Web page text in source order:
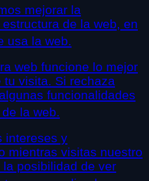
mejorar la
de la web, en
usa la web.
web funcione lo mejor
tu visita. Si rechaza
funcionalidades
la web.
intereses y
mientras visitas nuestro
posibilidad de ver